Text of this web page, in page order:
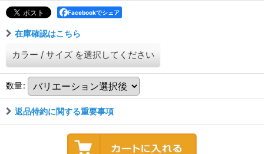
Facebookでシェア
在庫確認はこちら
カラー / サイズ を選択してください
数量:
返品特約に関する重要事項